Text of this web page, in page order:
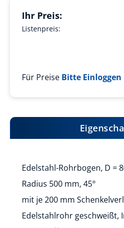
Listenpreis:
Ihr Preis:
Für Preise Bitte Einloggen
Edelstahl-Rohrbogen, D =
Radius 500 mm, 45°
mit je 200 mm
Edelstahlrohr geschweißt,